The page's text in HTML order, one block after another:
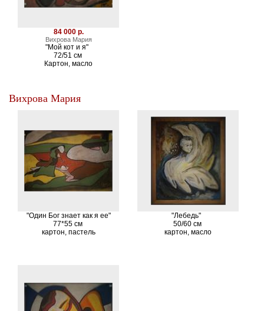
84 000 р.
Вихрова Мария
"Мой кот и я"
72/51 см
Картон, масло
Вихрова Мария
"Один Бог знает как я ее"
77*55 см
картон, пастель
"Лебедь"
50/60 см
картон, масло